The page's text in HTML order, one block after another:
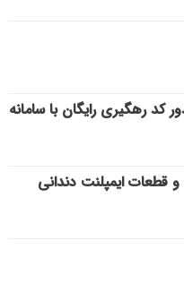
کد رهگیری رایگان با سامانه
و قطعات ایمپلنت دندانی